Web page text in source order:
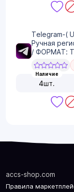
Telegram-(
Ручная
/ ФОРМАТ:
Наличие
4шт.
accs-shop.com
Правила